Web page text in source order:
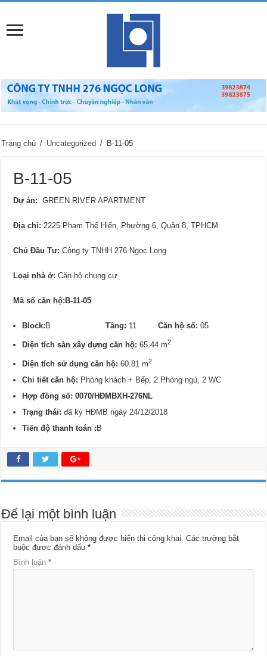
Trang chủ / Uncategorized / B-11-05
B-11-05
Dự án: GREEN RIVER APARTMENT
Địa chỉ: 2225 Phạm Thế Hiển, Phường 6, Quận 8, TPHCM
Chủ Đầu Tư: Công ty TNHH 276 Ngọc Long
Loại nhà ở: Căn hộ chung cư
Mã số căn hộ:B-11-05
Block:BTầng: 11Căn hộ số: 05
Diện tích sàn xây dựng căn hộ:65.44 m2
Diện tích sử dụng căn hộ: 60.81 m2
Chi tiết căn hộ: Phòng khách + Bếp, 2 Phòng ngủ, 2 WC
Hợp đồng số: 0070/HĐMBXH-276NL
Trạng thái:đã ký HĐMB ngày 24/12/2018
Tiến độ thanh toán : B
Để lại một bình luận
Email của bạn sẽ không được hiển thị công khai. Các trường bắt
buộc được đánh dấu*
Bình luận*